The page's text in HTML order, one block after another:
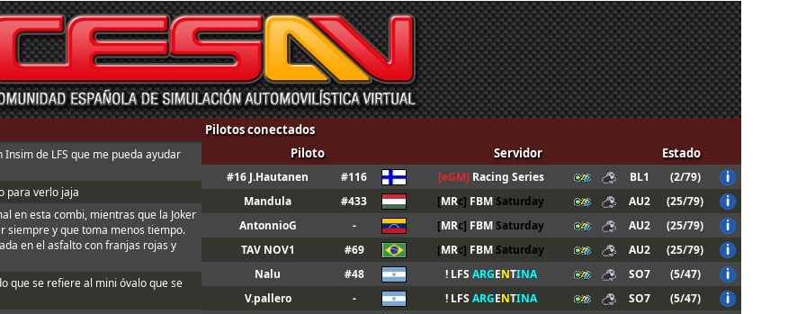
Pilotos conectados
de LFS que me pueda ayudar
para verlo jaja
en esta combi, mientras que la Joker
siempre y que toma menos tiempo.
en el asfalto con franjas rojas y
que se refiere al mini óvalo que se
Piloto Servidor Estado
#16 J.Hautanen #116 [eGM] Racing Series BL1
(2/79)
Mandula
#433 [MRc] FBMSaturday AU2
(25/79)
AntonnioG
- [MRc] FBMSaturday AU2
(25/79)
TAV NOV1
#69 [MRc] FBMSaturday AU2
(25/79)
Nalu
#48 ! LFS ARGENTINA SO7
(5/47)
V.pallero
- ! LFS ARGENTINA SO7
(5/47)